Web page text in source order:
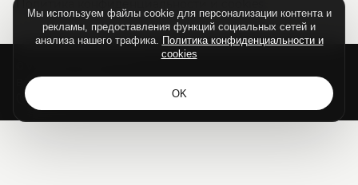
Все права защищены.
Мы используем файлы cookie для персонализации контента и
рекламы, предоставления функций социальных сетей и
анализа нашего трафика. Политика конфиденциальности и
cookies
OK